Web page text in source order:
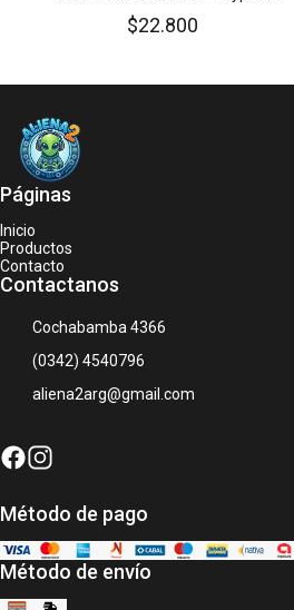
Hembra (NO Incluye Cable)
$22.800
Páginas
Inicio
Productos
Contacto
Contactanos
Cochabamba 4366
(0342) 4540796
aliena2arg@gmail.com
Método de pago
Método de envío